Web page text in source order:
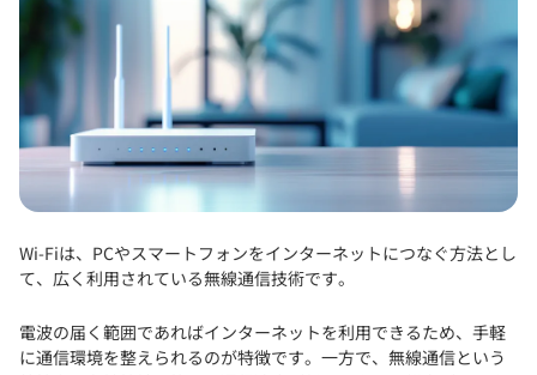
Wi-Fiは、PCやスマートフォンをインターネットにつなぐ方法とし
て、広く利用されている無線通信技術です。
電波の届く範囲であればインターネットを利用できるため、手軽
に通信環境を整えられるのが特徴です。一方で、無線通信という